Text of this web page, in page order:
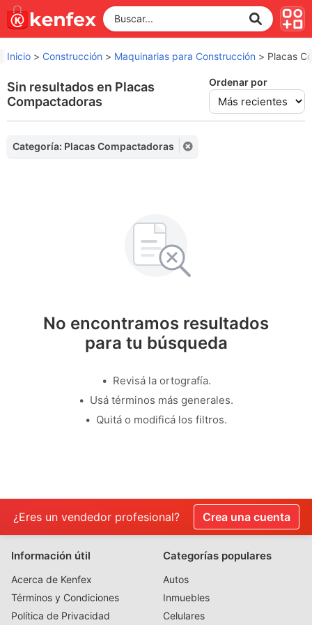
Inicio > Construcción > Maquinarias para Construcción > Placas
Sin resultados en Placas
Compactadoras
Ordenar por
Categoría: Placas Compactadoras
No encontramos resultados
para tu búsqueda
Revisá la ortografía.
Usá términos más generales.
Quitá o modificá los filtros.
¿Eres un vendedor profesional? Crea una cuenta
Información útil
Acerca de Kenfex
Términos y Condiciones
Política de Privacidad
Categorías populares
Autos
Inmuebles
Celulares